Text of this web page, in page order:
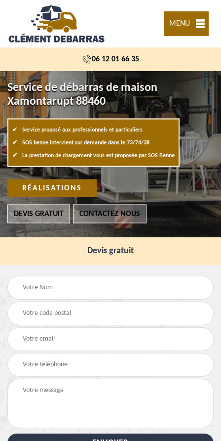
MENU
06 12 01 66 35
Service de débarras de maison
Xamontarupt 88460
Service proposé aux professionnels et particuliers
SOS benne intervient sur demande dans le 73/74/38
La prestation de chargement vous est proposée par SOS Benne
RÉALISATIONS
DEVIS GRATUIT CONTACTEZ NOUS
Devis gratuit